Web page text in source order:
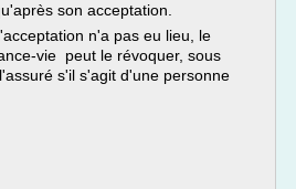
son acceptation.
n'a pas eu lieu, le
vie peut le révoquer, sous
s'il s'agit d'une personne